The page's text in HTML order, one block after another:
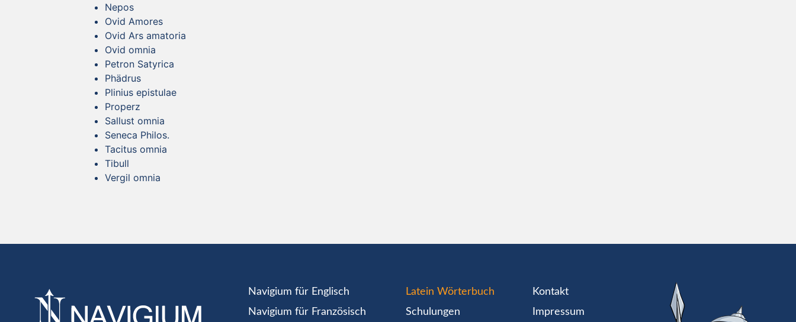
Nepos
Ovid Amores
Ovid Ars amatoria
Ovid omnia
Petron Satyrica
Phädrus
Plinius epistulae
Properz
Sallust omnia
Seneca Philos.
Tacitus omnia
Tibull
Vergil omnia
Navigium für Englisch
Navigium für Französisch
Latein Wörterbuch
Schulungen
Kontakt
Impressum